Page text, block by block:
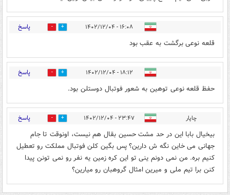
۱۶:۰۸ - ۱۴۰۲/۱۲/۰۴ 1 پاسخ
قلعه نوعی برگشت به عقب بود
۱۸:۱۲ - ۱۴۰۲/۱۲/۰۴ 1 پاسخ
حفظ قلعه نوعی توهین به شعور فوتبال دوستلن بود.
چاپار ۲۳:۴۷ - ۱۴۰۲/۱۲/۰۴ 1 پاسخ
بیخیال بابا این در حد مشت حسین بقال هم نیست، اونوقت تا جام
جهانی می خاین نگه ش دارین؟ پس بگین کلن فوتبال مملکت رو تعطیل
کنیم بره. من نمی دونم ینی تو این کره زمین یه نفر رو نمی تونن پیدا
کنن برا تیم ملی و میرین امثال گروهبان رو میارین؟